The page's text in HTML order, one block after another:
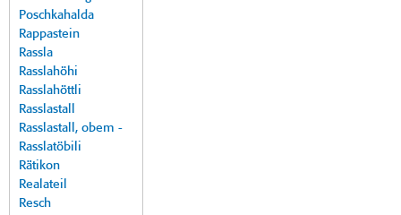
Poschkahalda
Rappastein
Rassla
Rasslahöhi
Rasslahöttli
Rasslastall
Rasslastall, obem -
Rasslatöbili
Rätikon
Realateil
Resch